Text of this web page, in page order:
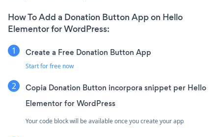
How To Add a Donation Button App on Hello
Elementor for WordPress:
Create a Free Donation Button App
Start for free now
Copia Donation Button incorpora snippet per Hello
Elementor for WordPress
Your code block will be available once you create your app